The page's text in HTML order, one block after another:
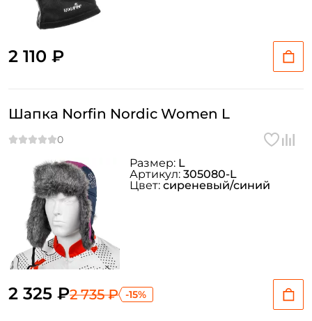
2 110 ₽
Шапка Norfin Nordic Women L
2 325 ₽2 735 ₽ -15%
Размер: L
Артикул: 305080-L
Цвет: сиреневый/синий